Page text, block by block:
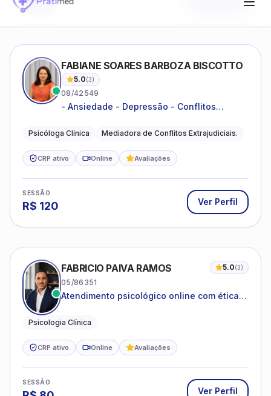
5.0(3)
08/42549
- Ansiedade - Depressão - Conflitos
conjugais - Conflitos familiares e
Desenvolvimento emocional
CRP ativo Online Avaliações
R$120 Ver Perfil
5.0(3)
Atendimento psicológico online com ética,
sigilo e acolhimento.
Psicologia Clínica
CRP ativo Online Avaliações
R$80 Ver Perfil